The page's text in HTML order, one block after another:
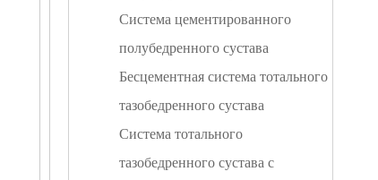
Система цементированного
полубедренного сустава
Бесцементная система тотального
тазобедренного сустава
Система тотального
тазобедренного сустава с